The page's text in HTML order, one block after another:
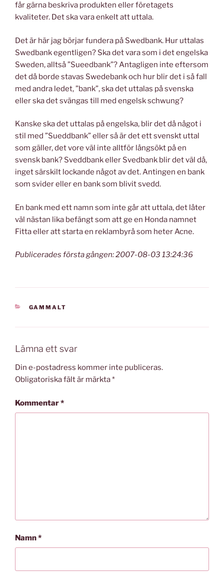
får gärna beskriva produkten eller företagets
kvaliteter. Det ska vara enkelt att uttala.
Det är här jag börjar fundera på Swedbank. Hur uttalas
Swedbank egentligen? Ska det vara som i det engelska
Sweden, alltså ”Sueedbank”? Antagligen inte eftersom
det då borde stavas Swedebank och hur blir det i så fall
med andra ledet, ”bank”, ska det uttalas på svenska
eller ska det svängas till med engelsk schwung?
Kanske ska det uttalas på engelska, blir det då något i
stil med ”Sueddbank” eller så är det ett svenskt uttal
som gäller, det vore väl inte alltför långsökt på en
svensk bank? Sveddbank eller Svedbank blir det väl då,
inget särskilt lockande något av det. Antingen en bank
som svider eller en bank som blivit svedd.
En bank med ett namn som inte går att uttala, det låter
väl nästan lika befängt som att ge en Honda namnet
Fitta eller att starta en reklambyrå som heter Acne.
Publicerades första gången: 2007-08-03 13:24:36
KATEGORIER
GAMMALT
Lämna ett svar
Din e-postadress kommer inte publiceras.
Obligatoriska fält är märkta*
Kommentar*
Namn*